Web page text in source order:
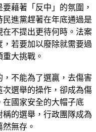
藉著「反中」的氛圍，
進黨趕著在年底通過是
在不提出更待何時。法案
若要加以廢除就需要過
大挑戰。
，不能為了選贏，去傷害
次選舉的操作，卻成為傷
國家安全的大帽子底
的選舉，行政團隊成為
無存。